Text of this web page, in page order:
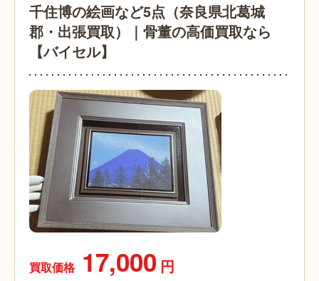
千住博の絵画など5点（奈良県北葛城
郡・出張買取）｜骨董の高価買取なら
【バイセル】
買取価格 17,000 円